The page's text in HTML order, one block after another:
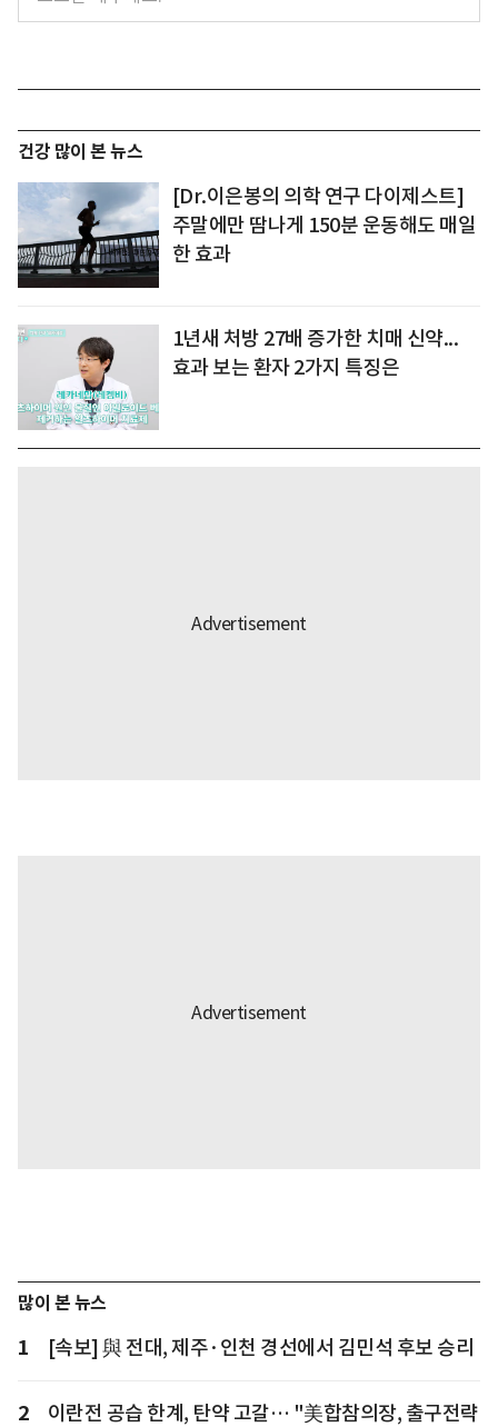
건강 많이 본 뉴스
[Dr.이은봉의 의학 연구 다이제스트]
주말에만 땀나게 150분 운동해도 매일
한 효과
1년새 처방 27배 증가한 치매 신약...
효과 보는 환자 2가지 특징은
많이 본 뉴스
1 [속보] 與 전대, 제주·인천 경선에서 김민석 후보 승리
2
이란전 공습 한계, 탄약 고갈… "美합참의장, 출구전략